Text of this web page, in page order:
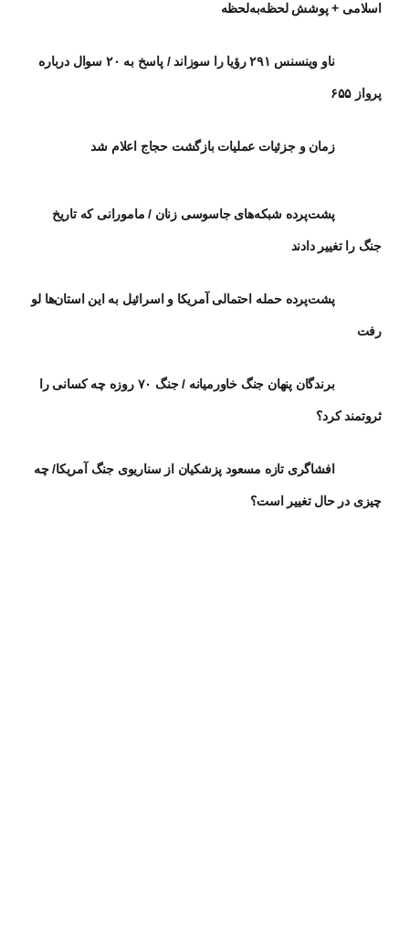
اسلامی + پوشش لحظه‌به‌لحظه
ناو وینسنس ۲۹۱ رؤیا را سوزاند / پاسخ به ۲۰ سوال درباره
پرواز ۶۵۵
زمان و جزئیات عملیات بازگشت حجاج اعلام شد
پشت‌پرده شبکه‌های جاسوسی زنان / مامورانی که تاریخ
جنگ را تغییر دادند
پشت‌پرده حمله احتمالی آمریکا و اسرائیل به این استان‌ها لو
رفت
برندگان پنهان جنگ خاورمیانه / جنگ ۷۰ روزه چه کسانی را
ثروتمند کرد؟
افشاگری تازه مسعود پزشکیان از سناریوی جنگ آمریکا/ چه
چیزی در حال تغییر است؟